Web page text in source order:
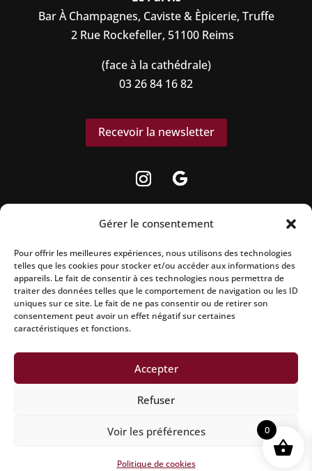
Gérer le consentement
Pour offrir les meilleures expériences, nous utilisons des technologies
telles que les cookies pour stocker et/ou accéder aux informations des
appareils. Le fait de consentir à ces technologies nous permettra de
traiter des données telles que le comportement de navigation ou les ID
uniques sur ce site. Le fait de ne pas consentir ou de retirer son
consentement peut avoir un effet négatif sur certaines
caractéristiques et fonctions.
Accepter
Refuser
Voir les préférences
Politique de cookies
Bar À Champagnes, Caviste & Èpicerie, Truffe
2 Rue Rockefeller, 51100 Reims
(face à la cathédrale)
03 26 84 16 82
Recevoir la newsletter
La vente d’alcool est strictement interdite aux
mineurs.
L’abus d’alcool est dangereux pour la santé, à
consommer avec modération.
Politique de confidentialité
Politique d’expedition| Site réalisé par Aline CONSALVO
0